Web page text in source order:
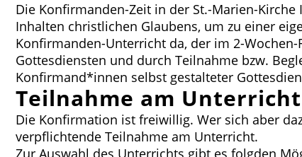
Die Konfirmanden-Zeit in der St.-Marien-
Inhalten christlichen Glaubens, um zu einer
Konfirmanden-Unterricht da, der im 2-
Gottesdiensten und durch Teilnahme bzw.
Konfirmand*innen selbst gestalteter
Teilnahme am
Die Konfirmation ist freiwillig. Wer sich aber
verpflichtende Teilnahme am Unterricht.
Zur Auswahl des Unterrichts gibt es folgden